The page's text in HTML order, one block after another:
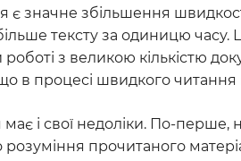
є значне збільшення
тексту за одиницю
з великою кількістю
в процесі швидкого
і свої недоліки. По-
прочитаного